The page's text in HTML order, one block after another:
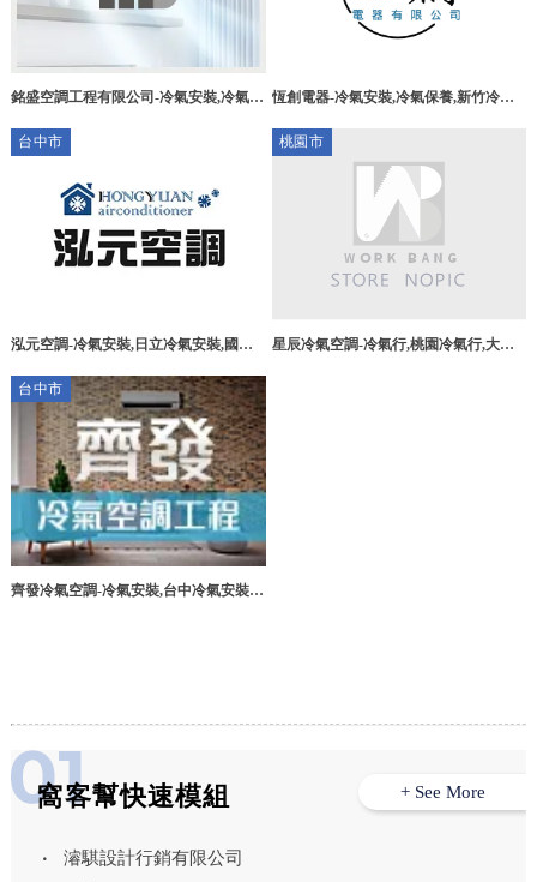
銘盛空調工程有限公司-冷氣安裝,冷氣安
里冷氣安裝公司
恆創電器-冷氣安裝,冷氣保養,新竹冷氣
台中市
泓元空調-冷氣安裝,日立冷氣安裝,國際
氣安裝
桃園市
星辰冷氣空調-冷氣行,桃園冷氣行,大園
台中市
齊發冷氣空調-冷氣安裝,台中冷氣安裝,
窩客幫快速模組
濬騏設計行銷有限公司
+ See More